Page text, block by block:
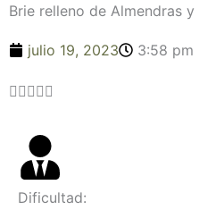
Brie relleno de Almendras
julio 19, 2023 3:58 pm

de
5
Dificultad: